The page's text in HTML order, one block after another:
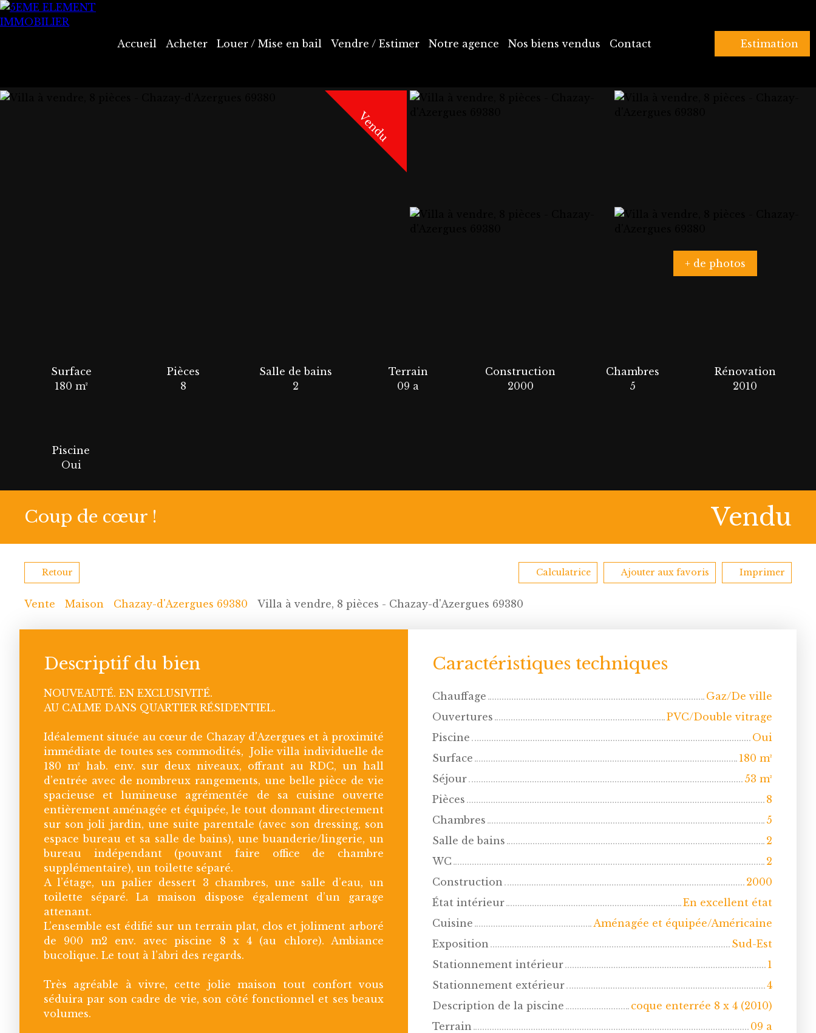
Accueil Acheter Louer / Mise en bail Vendre / Estimer Notre agence Nos biens vendus Contact Estimation
Vendu
+ de photos
Surface
180 m²
Pièces
8
Salle de bains
2
Terrain
09 a
Construction
2000
Chambres
5
Rénovation
2010
Piscine
Oui
Coup de cœur ! Vendu
Retour Calculatrice Ajouter aux favoris Imprimer
Vente Maison Chazay-d'Azergues 69380 Villa à vendre, 8 pièces - Chazay-d'Azergues 69380
Descriptif du bien
NOUVEAUTÉ. EN EXCLUSIVITÉ.
AU CALME DANS QUARTIER RÉSIDENTIEL.
Idéalement située au cœur de Chazay d'Azergues et à proximité
immédiate de toutes ses commodités, Jolie villa individuelle de
180 m² hab. env. sur deux niveaux, offrant au RDC, un hall
d’entrée avec de nombreux rangements, une belle pièce de vie
spacieuse et lumineuse agrémentée de sa cuisine ouverte
entièrement aménagée et équipée, le tout donnant directement
sur son joli jardin, une suite parentale (avec son dressing, son
espace bureau et sa salle de bains), une buanderie/lingerie, un
bureau indépendant (pouvant faire office de chambre
supplémentaire), un toilette séparé.
A l’étage, un palier dessert 3 chambres, une salle d’eau, un
toilette séparé. La maison dispose également d’un garage
attenant.
L’ensemble est édifié sur un terrain plat, clos et joliment arboré
de 900 m2 env. avec piscine 8 x 4 (au chlore). Ambiance
bucolique. Le tout à l’abri des regards.
Très agréable à vivre, cette jolie maison tout confort vous
séduira par son cadre de vie, son côté fonctionnel et ses beaux
volumes.
Caractéristiques techniques
Chauffage
Gaz/De ville
Ouvertures
PVC/Double vitrage
Piscine
Oui
Surface
180 m²
Séjour
53 m²
Pièces
8
Chambres
5
Salle de bains
2
WC
2
Construction
2000
État intérieur
En excellent état
Cuisine
Aménagée et équipée/Américaine
Exposition
Sud-Est
Stationnement intérieur
1
Stationnement extérieur
4
Description de la piscine
coque enterrée 8 x 4 (2010)
Terrain
09 a